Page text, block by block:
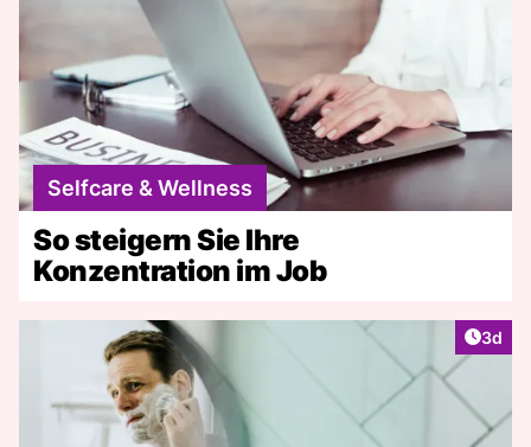
Selfcare & Wellness
So steigern Sie Ihre
Konzentration im Job
3d